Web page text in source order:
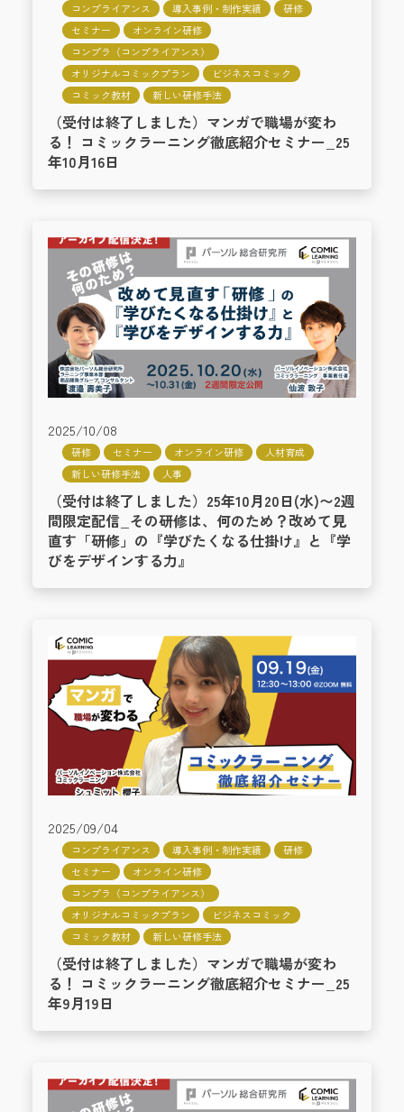
コンプライアンス 導入事例・制作実績
研修
セミナー
オンライン研修
コンプラ（コンプライアンス）
オリジナルコミックプラン
ビジネスコミック
コミック教材
新しい研修手法
（受付は終了しました）マンガで職場が変わ
る！ コミックラーニング徹底紹介セミナー_25
年10月16日
2025/10/08
研修 セミナー オンライン研修
人材育成
新しい研修手法
人事
（受付は終了しました）25年10月20日(水)〜2週
間限定配信_その研修は、何のため？改めて見
直す「研修」の『学びたくなる仕掛け』と『学
びをデザインする力』
2025/09/04
コンプライアンス 導入事例・制作実績
研修
セミナー
オンライン研修
コンプラ（コンプライアンス）
オリジナルコミックプラン
ビジネスコミック
コミック教材
新しい研修手法
（受付は終了しました）マンガで職場が変わ
る！ コミックラーニング徹底紹介セミナー_25
年9月19日